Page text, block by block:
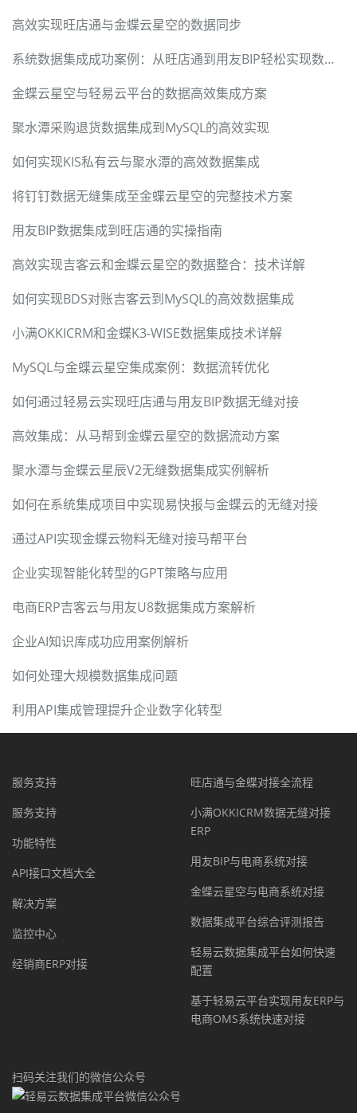
高效实现旺店通与金蝶云星空的数据同步
系统数据集成成功案例：从旺店通到用友BIP轻松实现数据对接
金蝶云星空与轻易云平台的数据高效集成方案
聚水潭采购退货数据集成到MySQL的高效实现
如何实现KIS私有云与聚水潭的高效数据集成
将钉钉数据无缝集成至金蝶云星空的完整技术方案
用友BIP数据集成到旺店通的实操指南
高效实现吉客云和金蝶云星空的数据整合：技术详解
如何实现BDS对账吉客云到MySQL的高效数据集成
小满OKKICRM和金蝶K3-WISE数据集成技术详解
MySQL与金蝶云星空集成案例：数据流转优化
如何通过轻易云实现旺店通与用友BIP数据无缝对接
高效集成：从马帮到金蝶云星空的数据流动方案
聚水潭与金蝶云星辰V2无缝数据集成实例解析
如何在系统集成项目中实现易快报与金蝶云的无缝对接
通过API实现金蝶云物料无缝对接马帮平台
企业实现智能化转型的GPT策略与应用
电商ERP吉客云与用友U8数据集成方案解析
企业AI知识库成功应用案例解析
如何处理大规模数据集成问题
利用API集成管理提升企业数字化转型
服务支持
服务支持
功能特性
API接口文档大全
解决方案
监控中心
经销商ERP对接
旺店通与金蝶对接全流程
小满OKKICRM数据无缝对接
ERP
用友BIP与电商系统对接
金蝶云星空与电商系统对接
数据集成平台综合评测报告
轻易云数据集成平台如何快速
配置
基于轻易云平台实现用友ERP与
电商OMS系统快速对接
扫码关注我们的微信公众号